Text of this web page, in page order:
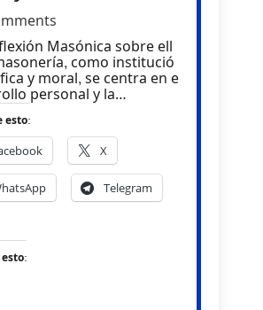
como institució
y moral, se centra en e
personal y la…
esto:
X
Telegram